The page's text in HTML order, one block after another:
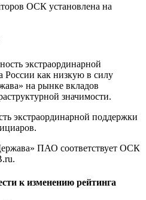
ОСК установлена на
экстраординарной
России как низкую в силу
на рынке вкладов
значимости.
экстраординарной поддержки
ПАО соответствует ОСК
к изменению рейтинга